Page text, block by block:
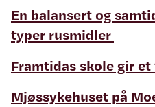
En balansert og
typer rusmidler
Framtidas skole gir
Mjøssykehuset på